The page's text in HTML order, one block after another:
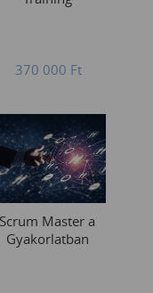
370 000 Ft
Scrum Master a
Gyakorlatban